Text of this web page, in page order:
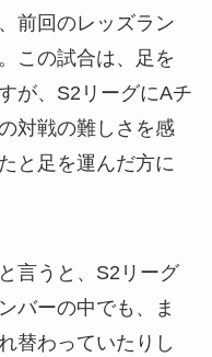
前回のレッズラン
この試合は、足を
が、S2リーグにAチ
対戦の難しさを感
と足を運んだ方に
言うと、S2リーグ
バーの中でも、ま
替わっていたりし